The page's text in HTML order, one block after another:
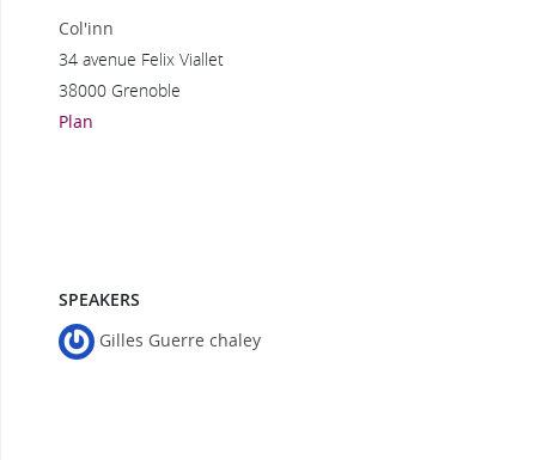
Col'inn
34 avenue Felix Viallet
38000 Grenoble
Plan
SPEAKERS
Gilles Guerre chaley